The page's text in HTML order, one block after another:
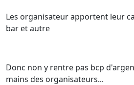
Les organisateur apportent leur
bar et autre
Donc non y rentre pas bcp
mains des organisateurs...